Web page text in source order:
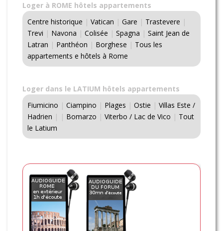
Loger à ROME hôtels appartements
Centre historique | Vatican | Gare | Trastevere |
Trevi | Navona | Colisée | Spagna | Saint Jean de
Latran | Panthéon | Borghese | Tous les
appartements e hôtels à Rome
Loger dans le LATIUM hôtels appartements
Fiumicino | Ciampino | Plages | Ostie | Villas Este /
Hadrien | | Bomarzo | Viterbo / Lac de Vico | Tout
le Latium